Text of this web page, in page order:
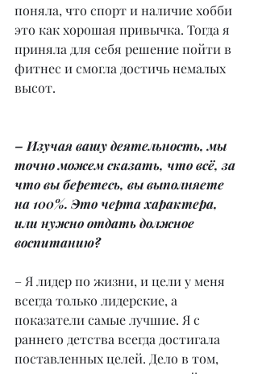
поняла, что спорт и наличие хобби
это как хорошая привычка. Тогда я
приняла для себя решение пойти в
фитнес и смогла достичь немалых
высот.
– Изучая вашу деятельность, мы
точно можем сказать, что всё, за
что вы беретесь, вы выполняете
на 100%. Это черта характера,
или нужно отдать должное
воспитанию?
– Я лидер по жизни, и цели у меня
всегда только лидерские, а
показатели самые лучшие. Я с
раннего детства всегда достигала
поставленных целей. Дело в том,